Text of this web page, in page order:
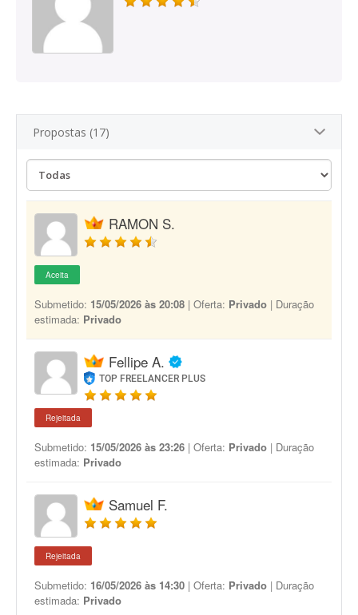
Propostas (17)
RAMON S.
Aceita
Submetido: 15/05/2026 às 20:08 | Oferta: Privado | Duração
estimada: Privado
Fellipe A.
TOP FREELANCER PLUS
Rejeitada
Submetido: 15/05/2026 às 23:26 | Oferta: Privado | Duração
estimada: Privado
Samuel F.
Rejeitada
Submetido: 16/05/2026 às 14:30 | Oferta: Privado | Duração
estimada: Privado